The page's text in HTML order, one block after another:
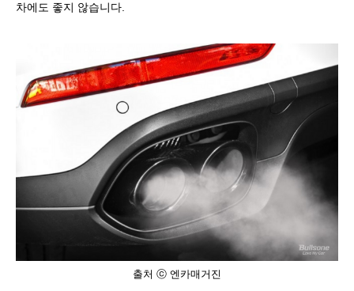
차에도 좋지 않습니다
출처 ⓒ 엔카매거진